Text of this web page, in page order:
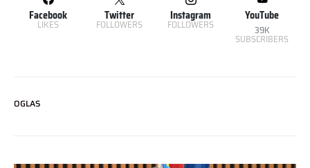
Facebook
LIKES
Twitter
FOLLOWERS
Instagram
FOLLOWERS
YouTube
39K
SUBSCRIBERS
OGLAS